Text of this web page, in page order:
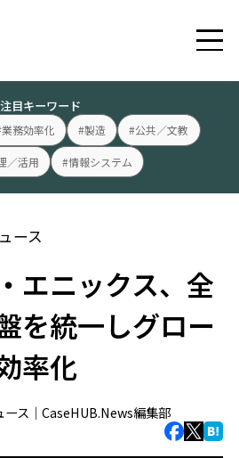
注目キーワード
務効率化 #製造 #公共／文教
／活用 #情報システム
ース
エニックス、全
を統一しグロー
率化
ース ｜ CaseHUB.News編集部